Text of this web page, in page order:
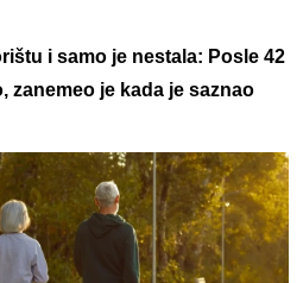
i samo je nestala: Posle 42
zanemeo je kada je saznao